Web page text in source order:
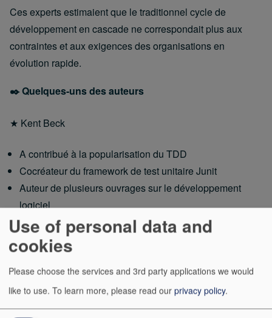
Ces experts estimaient que le traditionnel cycle de
développement en cascade ne correspondait plus aux
contraintes et aux exigences des organisations en
évolution rapide.
✒️ Quelques-uns des auteurs
★ Kent Beck
A contribué à la popularisation du TDD
Cocréateur du framework de test unitaire Junit
Auteur de plusieurs ouvrages sur le développement
logiciel
★ Alistair Cockburn
Inventeur de l'architecture hexagonale
★ Ward Cunningham
Use of personal data and
cookies
Please choose the services and 3rd party applications we would
like to use. To learn more, please read our privacy policy.